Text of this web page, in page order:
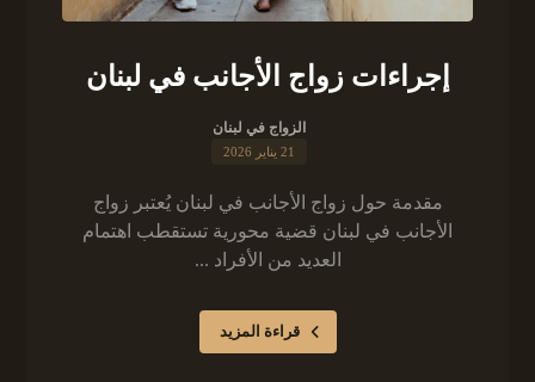
إجراءات زواج الأجانب في لبنان
الزواج في لبنان
21 يناير 2026
مقدمة حول زواج الأجانب في لبنان يُعتبر زواج
الأجانب في لبنان قضية محورية تستقطب اهتمام
العديد من الأفراد ...
قراءة المزيد